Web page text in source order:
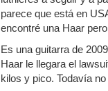
parece que está en
encontré una Haar
Es una guitarra de
Haar le llegara el
kilos y pico. Todavía